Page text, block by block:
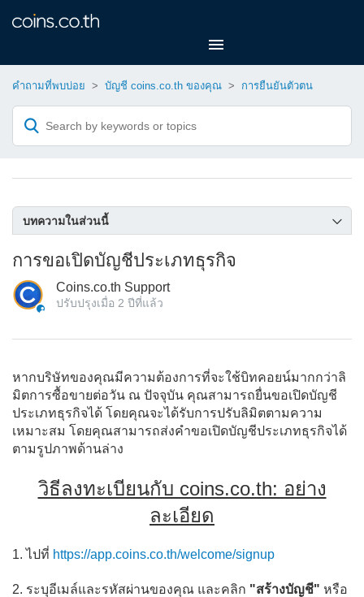
คำถามที่พบบ่อย บัญชี coins.co.th ของคุณ การยืนยันตัวตน
บทความในส่วนนี้
วิธีการยืนยันบัญชีธนาคารกับ coins.co.th อย่างละเอียด
ถ้าฉันกรอกเอกสาร KYC ไม่สมบูรณ์ ฉันจะสามารถซื้อหรือขายบิท
คอยน์ได้หรือไม่
การยืนยันตัวตนคืออะไร?
วิธีทำการยืนยันตัวตนด้วยเอกสารและภาพถ่ายคู่บัตร
วิธีดำเนินการยืนยันตัวตนผ่านระบบ NDID ให้เสร็จสมบูรณ์
ทำไมการขอเพิ่มลิมิตการใช้งานของฉันจึงถูกปฏิเสธ?
แบบประเมินความเสี่ยงในการลงทุนคืออะไร?
ข้อกำหนดและเงื่อนไขแบบประเมินความเสี่ยง
ทำไมต้องเชื่อมบัญชีธนาคาร
การขอเปิดบัญชีประเภทธุรกิจ
Coins.co.th Support
ปรับปรุงเมื่อ 2 ปีที่แล้ว
หากบริษัทของคุณมีความต้องการที่จะใช้บิทคอยน์มากกว่าลิ
มิตการซื้อขายต่อวัน ณ ปัจจุบัน คุณสามารถยื่นขอเปิดบัญชี
ประเภทธุรกิจได้ โดยคุณจะได้รับการปรับลิมิตตามความ
เหมาะสม โดยคุณสามารถส่งคำขอเปิดบัญชีประเภทธุรกิจได้
ตามรูปภาพด้านล่าง
วิธีลงทะเบียนกับ coins.co.th: อย่าง
ละเอียด
1. ไปที่ https://app.coins.co.th/welcome/signup
2. ระบุอีเมล์และรหัสผ่านของคุณ และคลิก "สร้างบัญชี" หรือ